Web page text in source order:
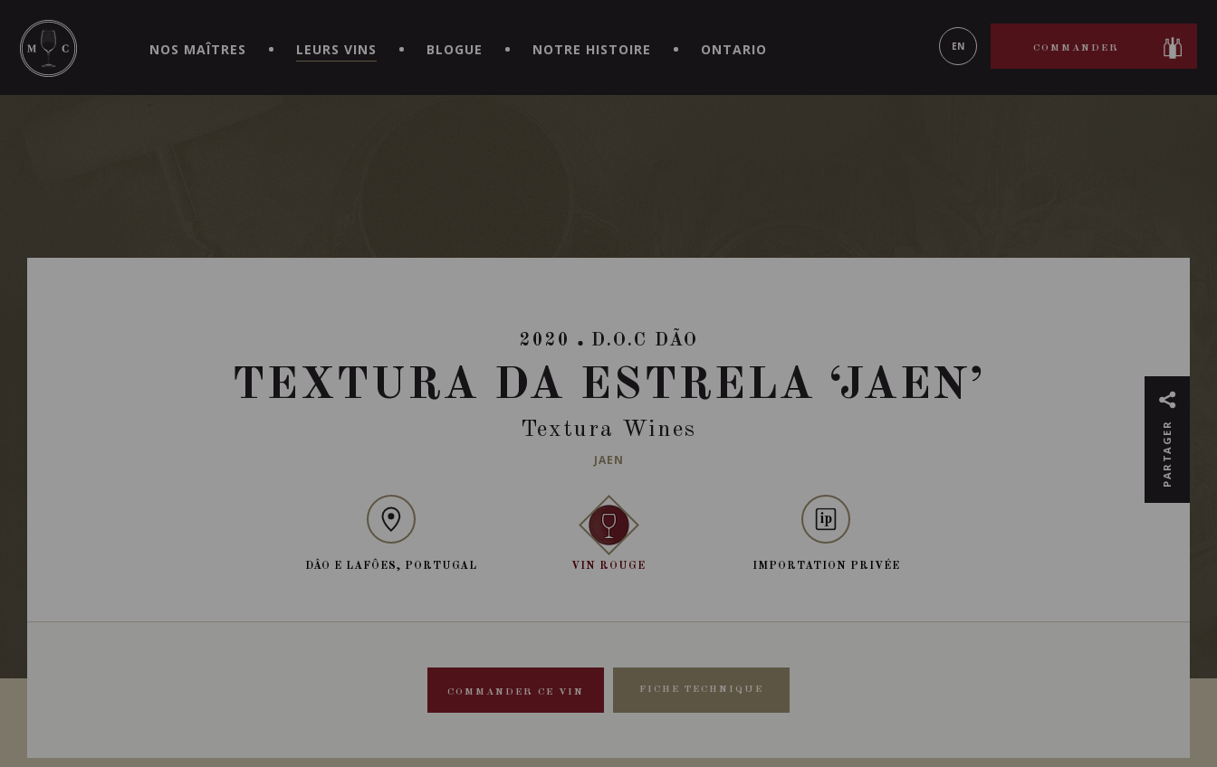
MAITRE | CAVISTE VIRTUEL!
NOS MAÎTRES LEURS VINS BLOGUE NOTRE HISTOIRE ONTARIO EN COMMANDER
PARTAGER
2020 D.O.C DÃO
TEXTURA DA ESTRELA ‘JAEN’
Textura Wines
JAEN
DÂO E LAFÔES, PORTUGAL VIN ROUGE IMPORTATION PRIVÉE
COMMANDER CE VIN FICHE TECHNIQUE